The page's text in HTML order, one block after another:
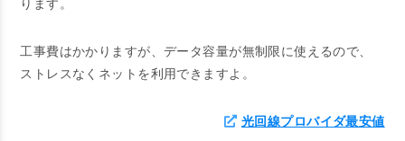
ります。
工事費はかかりますが、データ容量が無制限に使えるので、
ストレスなくネットを利用できますよ。
光回線プロバイダ最安値